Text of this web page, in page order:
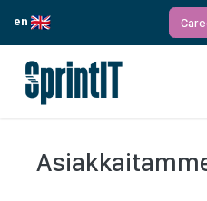
en